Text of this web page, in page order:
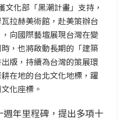
化部「黑潮計畫」支持，
拉赫美術館，赴美策辦台
向國際藝壇展現台灣在變
，也將啟動長期的「建築
版，持續為台灣的策展環
在地的台北文化地標，躍
化座標。